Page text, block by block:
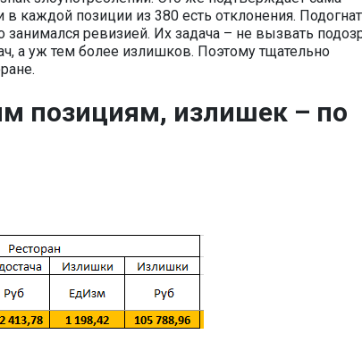
каждой позиции из 380 есть отклонения.
занимался ревизией. Их задача – не вызвать
а уж тем более излишков. Поэтому тщательно
позициям, излишек – по